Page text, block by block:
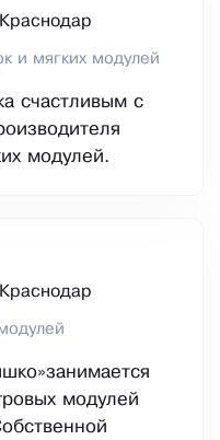
и мягких модулей
счастливым с
модулей.
модулей